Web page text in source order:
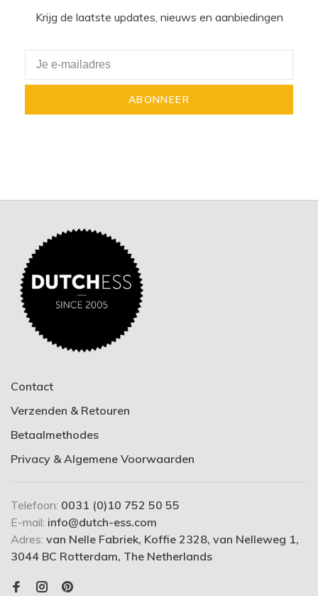
Krijg de laatste updates, nieuws en aanbiedingen
ABONNEER
Contact
Verzenden & Retouren
Betaalmethodes
Privacy & Algemene Voorwaarden
Telefoon: 0031 (0)10 752 50 55
E-mail: info@dutch-ess.com
Adres: van Nelle Fabriek, Koffie 2328, van Nelleweg 1,
3044 BC Rotterdam, The Netherlands